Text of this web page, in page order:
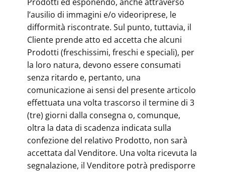
l’ausilio di immagini e/o videoriprese, le
difformità riscontrate. Sul punto, tuttavia, il
Cliente prende atto ed accetta che alcuni
Prodotti (freschissimi, freschi e speciali), per
la loro natura, devono essere consumati
senza ritardo e, pertanto, una
comunicazione ai sensi del presente articolo
effettuata una volta trascorso il termine di 3
(tre) giorni dalla consegna o, comunque,
oltra la data di scadenza indicata sulla
confezione del relativo Prodotto, non sarà
accettata dal Venditore. Una volta ricevuta la
segnalazione, il Venditore potrà predisporre